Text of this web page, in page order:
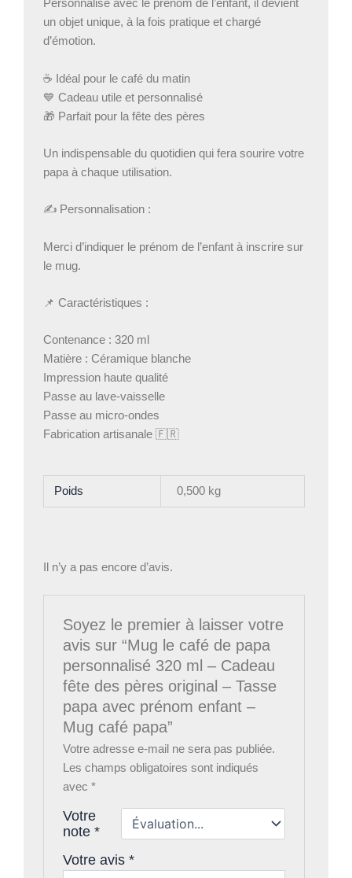
Personnalisé avec le prénom de l’enfant, il devient
un objet unique, à la fois pratique et chargé
d’émotion.
☕ Idéal pour le café du matin
💙 Cadeau utile et personnalisé
🎁 Parfait pour la fête des pères
Un indispensable du quotidien qui fera sourire votre
papa à chaque utilisation.
✍️ Personnalisation :
Merci d’indiquer le prénom de l’enfant à inscrire sur
le mug.
📌 Caractéristiques :
Contenance : 320 ml
Matière : Céramique blanche
Impression haute qualité
Passe au lave-vaisselle
Passe au micro-ondes
Fabrication artisanale 🇫🇷
Poids 0,500 kg
Il n’y a pas encore d’avis.
Soyez le premier à laisser votre
avis sur “Mug le café de papa
personnalisé 320 ml – Cadeau
fête des pères original – Tasse
papa avec prénom enfant –
Mug café papa”
Votre adresse e-mail ne sera pas publiée.
Les champs obligatoires sont indiqués
avec*
Votre
note*
Votre avis*